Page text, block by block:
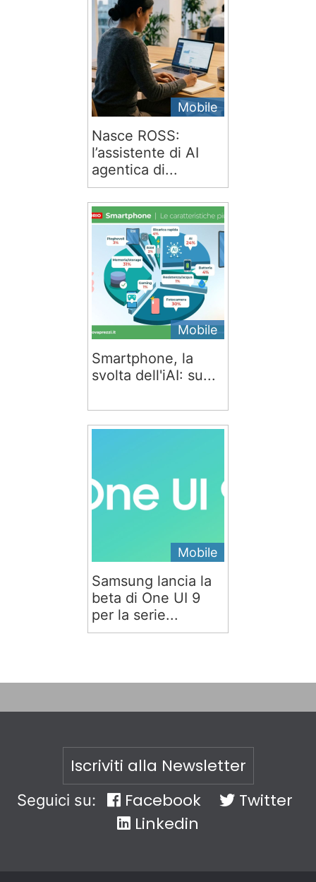
Mobile
Nasce ROSS:
l’assistente di AI
agentica di...
Mobile
Smartphone, la
svolta dell'iAI: su...
Mobile
Samsung lancia la
beta di One UI 9
per la serie...
Iscriviti alla Newsletter
Seguici su: Facebook
Twitter
Linkedin